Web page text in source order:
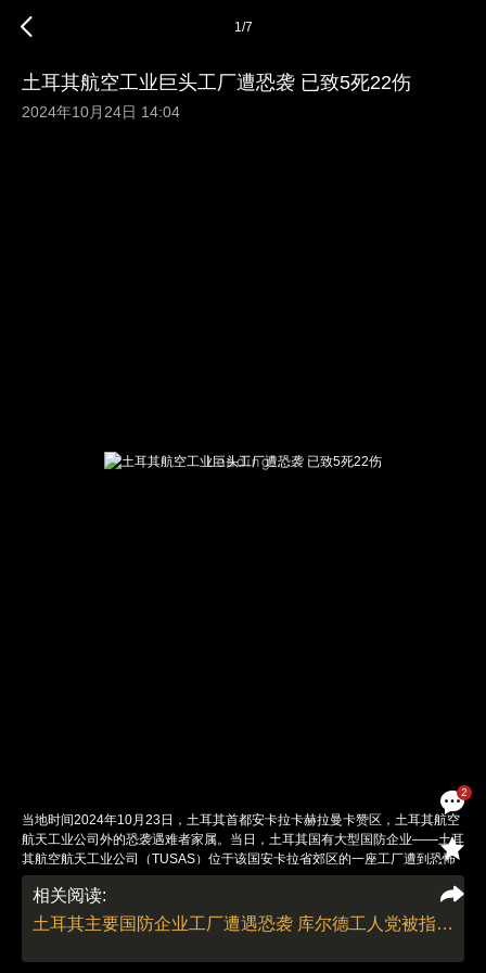
2
1/7
土耳其航空工业巨头工厂遭恐袭 已致5死22伤
2024年10月24日 14:04
当地时间2024年10月23日，土耳其首都安卡拉卡赫拉曼卡赞区，土耳其航空
航天工业公司外的恐袭遇难者家属。当日，土耳其国有大型国防企业——土耳
其航空航天工业公司（TUSAS）位于该国安卡拉省郊区的一座工厂遭到恐怖
袭击，造成5人死亡，22人受伤，另有两名恐怖分子被击毙。作为回应，土耳
其空军同日晚些时候对伊拉克和叙利亚境内的“库尔德工人党”武装力量实施了
空袭打击。土耳其航空航天工业公司是土耳其最重要的国防和航空公司之一，
建立于1973年。该公司专门从事设计、制造并组装民用和军用飞机、无人机
以及其他国防工业和太空系统。图：视觉中国
相关阅读:
土耳其主要国防企业工厂遭遇恐袭 库尔德工人党被指幕后黑手